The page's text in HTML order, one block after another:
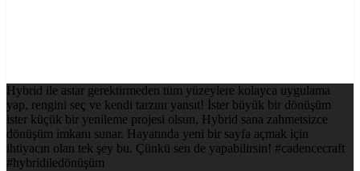
Hybrid ile astar gerektirmeden tüm yüzeylere kolayca uygulama
yap, rengini seç ve kendi tarzını yansıt! İster büyük bir dönüşüm
ister küçük bir yenileme projesi olsun, Hybrid sana zahmetsizce
dönüşüm imkanı sunar. Hayatında yeni bir sayfa açmak için
ihtiyacın olan tek şey bu. Çünkü sen de yapabilirsin! #cadencecraft
#hybridiledönüşüm